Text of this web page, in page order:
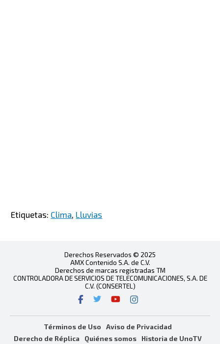
Etiquetas: Clima, Lluvias
Derechos Reservados © 2025
AMX Contenido S.A. de C.V.
Derechos de marcas registradas TM
CONTROLADORA DE SERVICIOS DE TELECOMUNICACIONES, S.A. DE
C.V. (CONSERTEL)
Términos de Uso
Aviso de Privacidad
Derecho de Réplica
Quiénes somos Historia de UnoTV